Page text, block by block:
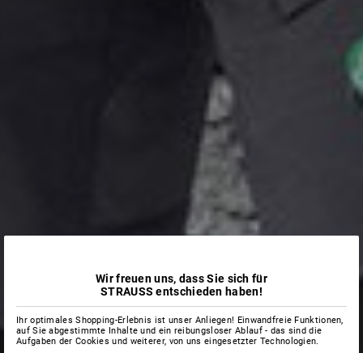
Wir freuen uns, dass Sie sich für
STRAUSS entschieden haben!
Ihr optimales Shopping-Erlebnis ist unser Anliegen! Einwandfreie Funktionen,
auf Sie abgestimmte Inhalte und ein reibungsloser Ablauf - das sind die
Aufgaben der Cookies und weiterer, von uns eingesetzter Technologien.